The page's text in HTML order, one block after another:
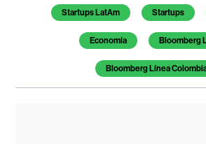
Temas de este artículo
Startups LatAm Startups
Economía Bloomberg
Bloomberg Línea